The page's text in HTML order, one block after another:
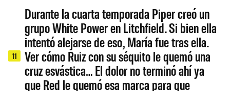
11
Durante la cuarta temporada Piper creó un
grupo White Power en Litchfield. Si bien ella
intentó alejarse de eso, María fue tras ella.
Ver cómo Ruiz con su séquito le quemó una
cruz esvástica… El dolor no terminó ahí ya
que Red le quemó esa marca para que